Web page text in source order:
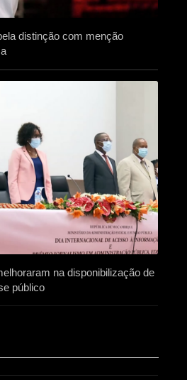
distinção com menção
na disponibilização de
público